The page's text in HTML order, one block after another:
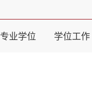
专业学位 学位工作